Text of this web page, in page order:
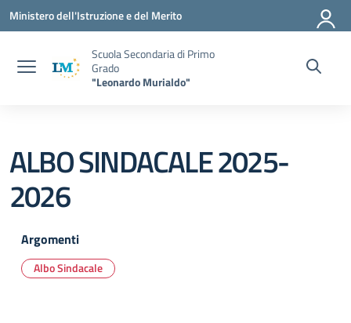
Vai ai contenuti
Vai al menu di navigazione
Vai al footer
Ministero dell'Istruzione e del Merito
Scuola Secondaria di Primo
Grado
"Leonardo Murialdo"
ALBO SINDACALE 2025-
2026
Argomenti
Albo Sindacale